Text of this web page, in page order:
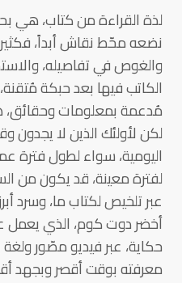
لذة القراءة من كتاب، هي
نضعه محّط نقاش أبداً،
والغوص في تفاصيله،
الكاتب فيها بعد حبكة
مُدعمة بمعلومات وحقائق،
لكن لأولئك الذين لا يجدون
اليومية، سواء لطول فترة
لفترة معينة، قد يكون من
عبر تلخيص لكتاب ما، وسرد
أخضر دوت كوم، الذي يعمل
حكاية، عبر فيديو مصّور
معرفته بوقت أقصر وبجهد